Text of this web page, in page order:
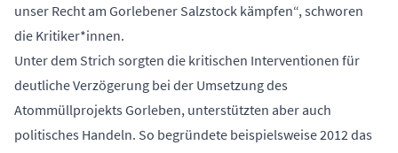
unser Recht am Gorlebener Salzstock kämpfen“, schworen
die Kritiker*innen.
Unter dem Strich sorgten die kritischen Interventionen für
deutliche Verzögerung bei der Umsetzung des
Atommüllprojekts Gorleben, unterstützten aber auch
politisches Handeln. So begründete beispielsweise 2012 das